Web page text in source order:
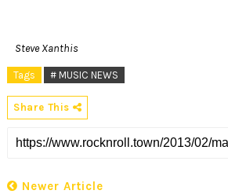
Steve Xanthis
Tags # MUSIC NEWS
Share This
Newer Article